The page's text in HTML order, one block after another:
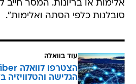
אלימות או בריונות. המסר חייב
סובלנות כלפי הסתה ואלימות".
עוד בוואלה
הגלישה והטלוויזיה